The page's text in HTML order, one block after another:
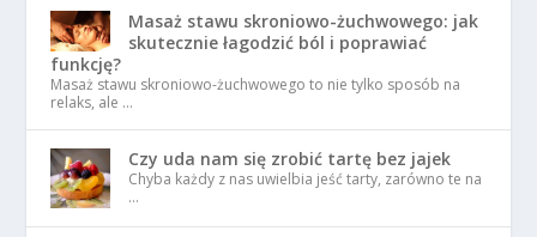
Masaż stawu skroniowo-żuchwowego: jak
skutecznie łagodzić ból i poprawiać
funkcję?
Masaż stawu skroniowo-żuchwowego to nie tylko sposób na
relaks, ale …
Czy uda nam się zrobić tartę bez jajek
Chyba każdy z nas uwielbia jeść tarty, zarówno te na
…